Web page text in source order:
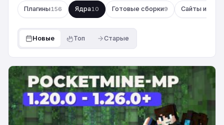
Плагины156 Ядра10 Готовые сборки9 Сайты и
Новые Топ Старые
NetherGames
1.20.0-
1.26+
(PMMP)